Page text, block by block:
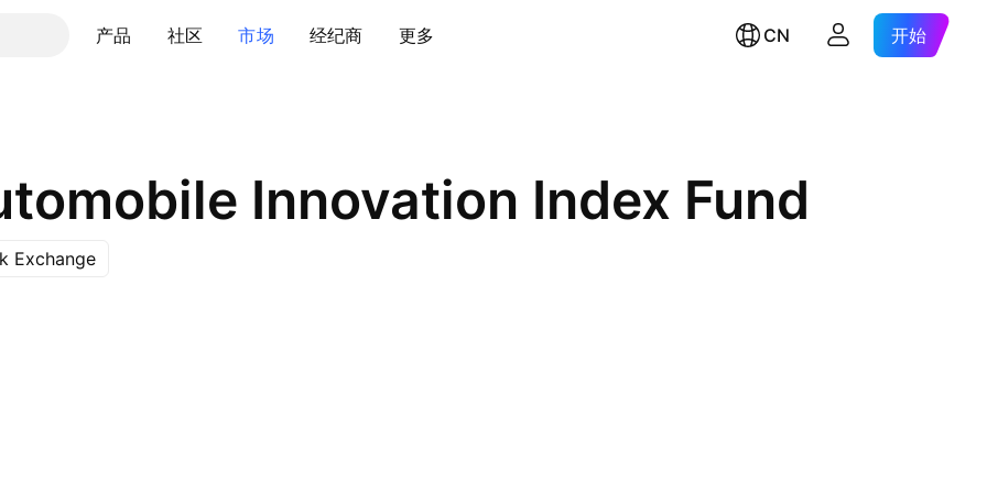
产品 社区 市场 经纪商 更多 CN 开始
Innovation Index Fund
Exchange